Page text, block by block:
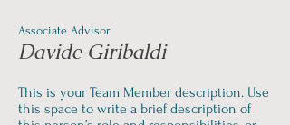
Associate Advisor
Davide Giribaldi
This is your Team Member description. Use
this space to write a brief description of